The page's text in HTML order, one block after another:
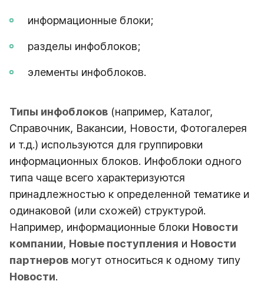
информационные блоки;
разделы инфоблоков;
элементы инфоблоков.
Типы инфоблоков (например, Каталог,
Справочник, Вакансии, Новости, Фотогалерея
и т.д.) используются для группировки
информационных блоков. Инфоблоки одного
типа чаще всего характеризуются
принадлежностью к определенной тематике и
одинаковой (или схожей) структурой.
Например, информационные блоки Новости
компании, Новые поступления и Новости
партнеров могут относиться к одному типу
Новости.